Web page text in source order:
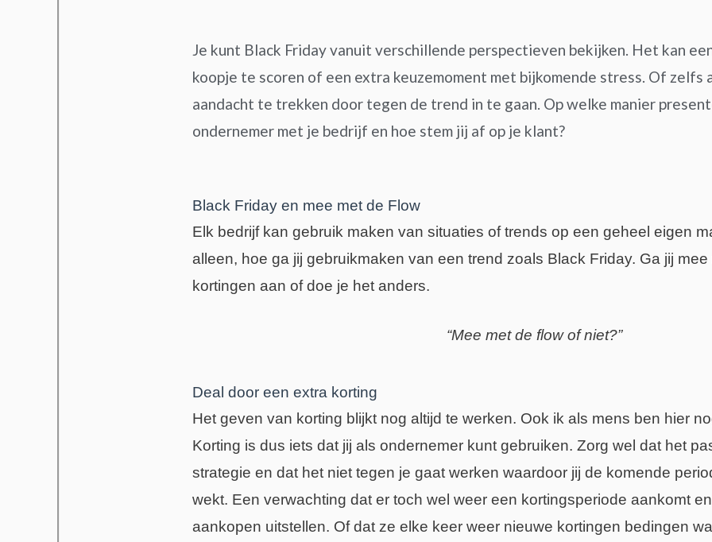
Je kunt Black Friday vanuit verschillende perspectieven bekijken. Het kan
koopje te scoren of een extra keuzemoment met bijkomende stress. Of zelfs
aandacht te trekken door tegen de trend in te gaan. Op welke manier
ondernemer met je bedrijf en hoe stem jij af op je klant?
Black Friday en mee met de Flow
Elk bedrijf kan gebruik maken van situaties of trends op een geheel eigen
alleen, hoe ga jij gebruikmaken van een trend zoals Black Friday. Ga jij
kortingen aan of doe je het anders.
“Mee met de flow of niet?”
Deal door een extra korting
Het geven van korting blijkt nog altijd te werken. Ook ik als mens ben hier
Korting is dus iets dat jij als ondernemer kunt gebruiken. Zorg wel dat het
strategie en dat het niet tegen je gaat werken waardoor jij de komende
wekt. Een verwachting dat er toch wel weer een kortingsperiode aankomt
aankopen uitstellen. Of dat ze elke keer weer nieuwe kortingen bedingen